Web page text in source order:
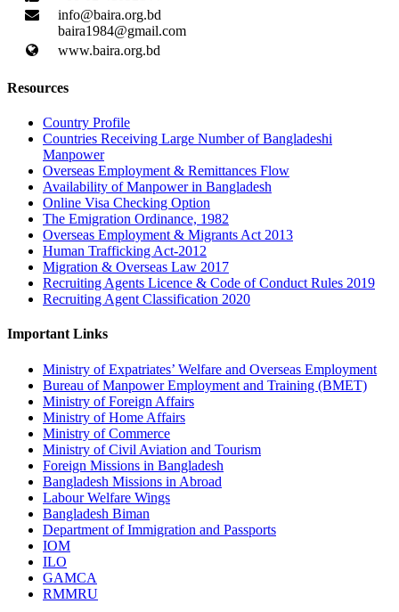
info@baira.org.bd
baira1984@gmail.com
www.baira.org.bd
Resources
Country Profile
Countries Receiving Large Number of Bangladeshi
Manpower
Overseas Employment & Remittances Flow
Availability of Manpower in Bangladesh
Online Visa Checking Option
The Emigration Ordinance, 1982
Overseas Employment & Migrants Act 2013
Human Trafficking Act-2012
Migration & Overseas Law 2017
Recruiting Agents Licence & Code of Conduct Rules 2019
Recruiting Agent Classification 2020
Important Links
Ministry of Expatriates’ Welfare and Overseas Employment
Bureau of Manpower Employment and Training (BMET)
Ministry of Foreign Affairs
Ministry of Home Affairs
Ministry of Commerce
Ministry of Civil Aviation and Tourism
Foreign Missions in Bangladesh
Bangladesh Missions in Abroad
Labour Welfare Wings
Bangladesh Biman
Department of Immigration and Passports
IOM
ILO
GAMCA
RMMRU